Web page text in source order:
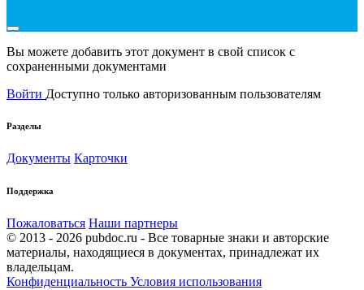
Вы можете добавить этот документ в свой список с
сохраненными документами
Войти Доступно только авторизованным пользователям
Разделы
Документы Карточки
Поддержка
Пожаловаться Наши партнеры
© 2013 - 2026 pubdoc.ru - Все товарные знаки и авторские
материалы, находящиеся в документах, принадлежат их
владельцам.
Конфиденциальность Условия использования